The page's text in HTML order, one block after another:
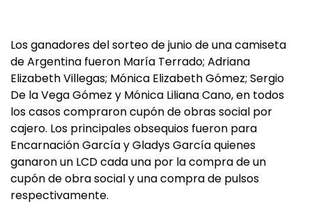
Los ganadores del sorteo de junio de una camiseta
de Argentina fueron María Terrado; Adriana
Elizabeth Villegas; Mónica Elizabeth Gómez; Sergio
De la Vega Gómez y Mónica Liliana Cano, en todos
los casos compraron cupón de obras social por
cajero. Los principales obsequios fueron para
Encarnación García y Gladys García quienes
ganaron un LCD cada una por la compra de un
cupón de obra social y una compra de pulsos
respectivamente.